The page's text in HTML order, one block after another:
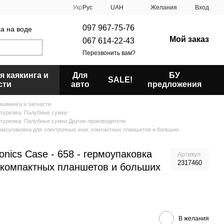
Укр Рус UAH Желания Вход
на воде
097 967-75-76
067 614-22-43
Перезвонить вам?
Мой заказ
каякинга и
Для
авто
SALE!
БУ
предложения
и запчасти
Палубные сумки
Палубные сумки Другие производители
для электронных книг, компактных планшетов и больших
Case - 658 - гермоупаковка
планшетов и больших
Артикул
2317460
В желания